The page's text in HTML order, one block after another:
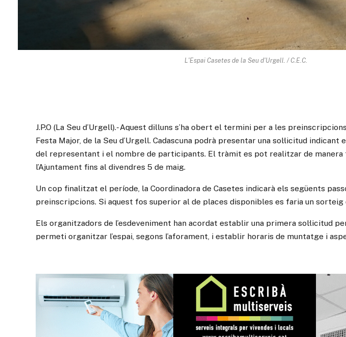
L'Espai Casetes de la Seu d'Urgell. / C.E.C.
J.P.O (La Seu d’Urgell).- Aquest dilluns s’ha obert el termini per a les
Festa Major, de la Seu d’Urgell. Cadascuna podrà presentar una sol·licitud indicant
del representant i el nombre de participants. El tràmit es pot realitzar de manera
l’Ajuntament fins al divendres 5 de maig.
Un cop finalitzat el període, la Coordinadora de Casetes indicarà els següents
preinscripcions. Si aquest fos superior al de places disponibles es faria un
Els organitzadors de l’esdeveniment han acordat establir una primera sol·licitud
permeti organitzar l’espai, segons l’aforament, i establir horaris de muntatge i